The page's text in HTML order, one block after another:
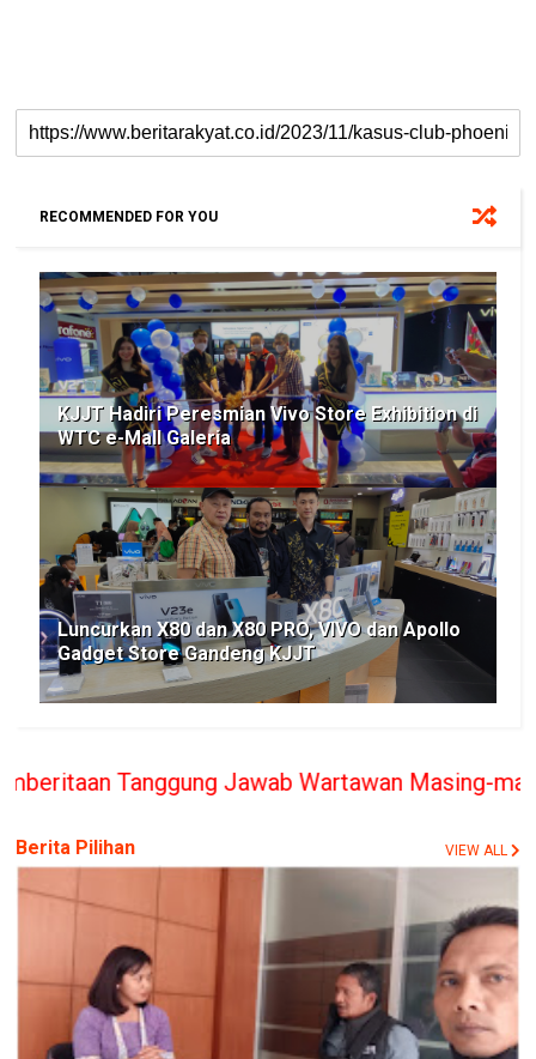
RECOMMENDED FOR YOU
KJJT Hadiri Peresmian Vivo Store Exhibition di
WTC e-Mall Galeria
Luncurkan X80 dan X80 PRO, VIVO dan Apollo
Gadget Store Gandeng KJJT
Jawab Wartawan Masing-masing, PT.
Berita Pilihan VIEW ALL